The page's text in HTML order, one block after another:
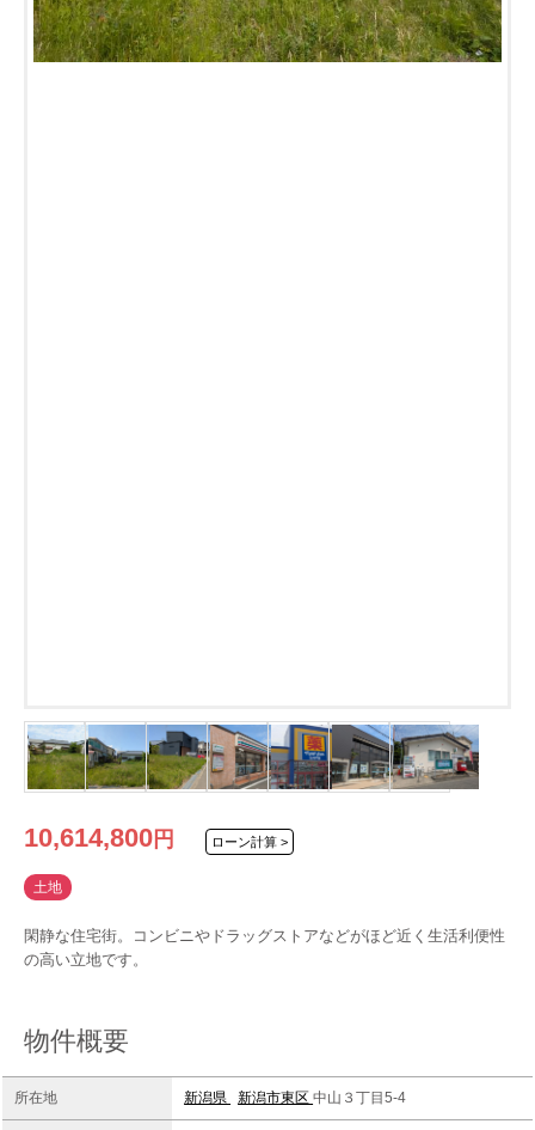
10,614,800 円 ローン計算 >
土地
閑静な住宅街。コンビニやドラッグストアなどがほど近く生活利便性
の高い立地です。
物件概要
所在地 新潟県 新潟市東区中山３丁目5-4